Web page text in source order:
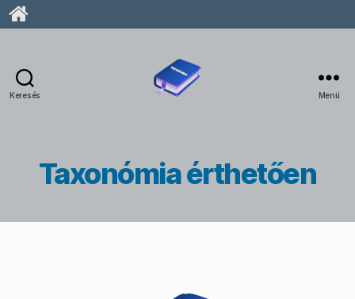
Keresés Menü
Taxonómia érthetően